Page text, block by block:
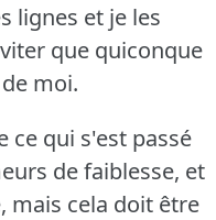
lignes et je les
que quiconque
moi.
ce qui s'est passé
de faiblesse, et
mais cela doit être